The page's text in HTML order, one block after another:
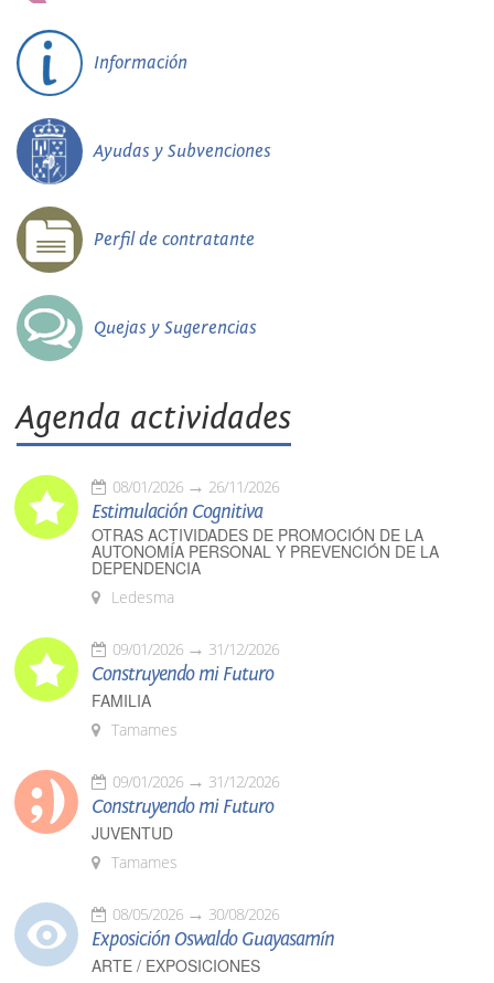
Información
Ayudas y Subvenciones
Perfil de contratante
Quejas y Sugerencias
Agenda actividades
08/01/2026 26/11/2026
Estimulación Cognitiva
OTRAS ACTIVIDADES DE PROMOCIÓN DE LA
AUTONOMÍA PERSONAL Y PREVENCIÓN DE LA
DEPENDENCIA
Ledesma
09/01/2026 31/12/2026
Construyendo mi Futuro
FAMILIA
Tamames
09/01/2026 31/12/2026
Construyendo mi Futuro
JUVENTUD
Tamames
08/05/2026 30/08/2026
Exposición Oswaldo Guayasamín
ARTE / EXPOSICIONES